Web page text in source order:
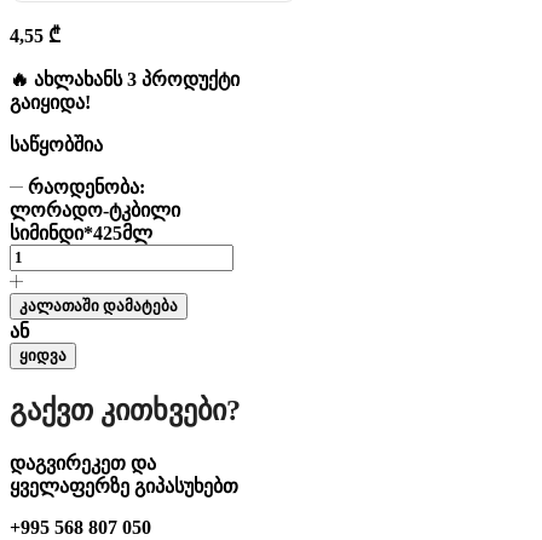
4,55 ₾
🔥 ახლახანს 3 პროდუქტი
გაიყიდა!
საწყობშია
რაოდენობა:
ლორადო-ტკბილი
სიმინდი*425მლ
კალათაში დამატება
ან
ყიდვა
Გაქვთ Კითხვები?
დაგვირეკეთ და
ყველაფერზე გიპასუხებთ
+995 568 807 050